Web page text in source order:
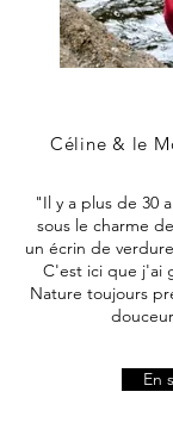
Céline & le
"Il y a plus de 30
sous le charme
un écrin de
C'est ici que j'ai
Nature toujours
En